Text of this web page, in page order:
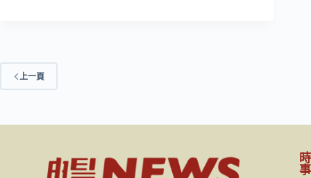
上一頁
時
事